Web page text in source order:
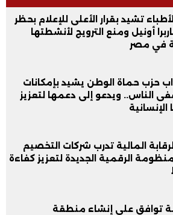
تشيد بقرار الأعلى للإعلام بحظر
أونيل ومنع الترويج لأنشطتها
في مصر
حزب حماة الوطن يشيد بإمكانات
الناس.. ويدعو إلى دعمها لتعزيز
الإنسانية
المالية تدرب شركات التخصيم
الرقمية الجديدة لتعزيز كفاءة
توافق على إنشاء منطقة